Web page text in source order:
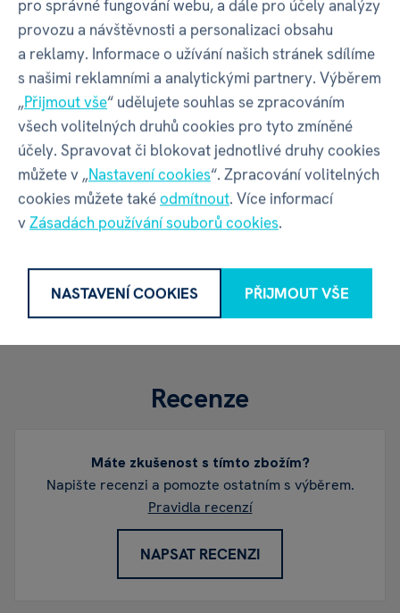
GPSR - Výrobce
Název Bohemian Games s.r.o
Adresa
Kpt. Nálepky 962/13 | Olomouc |
779 00 | Česko
Kontakt info@bohemiangames.cz
Recenze
Máte zkušenost s tímto zbožím?
Napište recenzi a pomozte ostatním s výběrem.
Pravidla recenzí
NAPSAT RECENZI
pro správné fungování webu, a dále pro účely analýzy
provozu a návštěvnosti a personalizaci obsahu
a reklamy. Informace o užívání našich stránek sdílíme
s našimi reklamními a analytickými partnery. Výběrem
„Přijmout vše“ udělujete souhlas se zpracováním
všech volitelných druhů cookies pro tyto zmíněné
účely. Spravovat či blokovat jednotlivé druhy cookies
můžete v „Nastavení cookies“. Zpracování volitelných
cookies můžete takéodmítnout. Více informací
vZásadách používání souborů cookies.
NASTAVENÍ COOKIES PŘIJMOUT VŠE